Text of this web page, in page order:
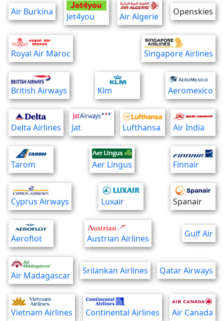
Air Burkina Jet4you Air Algerie Openskies
Royal Air Maroc Singapore Airlines
British Airways Klm Aeromexico
Delta Airlines Jat Lufthansa Air India
Tarom Aer Lingus Finnair
Cyprus Airways Luxair Spanair
Aeroflot Austrian Airlines Gulf Air
Air Madagascar Srilankan Airlines Qatar Airways
Vietnam Airlines Continental Airlines Air Canada